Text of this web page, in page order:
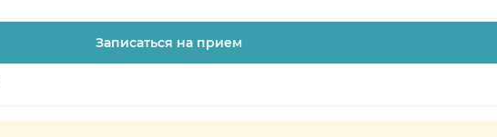
Записаться на прием